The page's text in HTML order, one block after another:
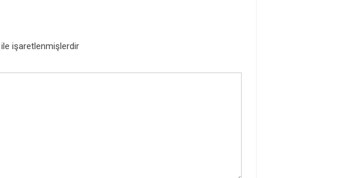
işaretlenmişlerdir